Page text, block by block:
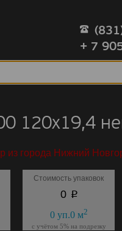
+ 7
120x19,4
из города Нижний
Стоимость упаковок
0 p
0уп.0м2
с учётом 5% на подрезку